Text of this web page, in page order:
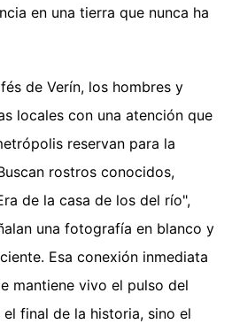
en una tierra que nunca ha
de Verín, los hombres y
locales con una atención que
reservan para la
rostros conocidos,
de la casa de los del río",
una fotografía en blanco y
Esa conexión inmediata
mantiene vivo el pulso del
final de la historia, sino el